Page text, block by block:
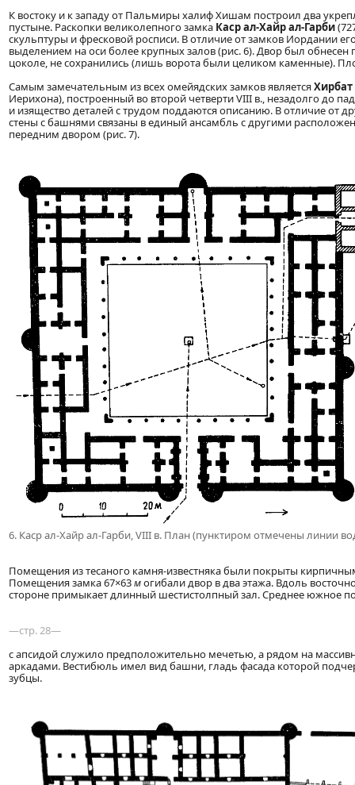
К востоку и к западу от Пальмиры халиф Хишам построил два
пустыне. Раскопки великолепного замка Каср ал-Хайр ал-Гарби
скульптуры и фресковой росписи. В отличие от замков Иордании
выделением на оси более крупных залов (рис. 6). Двор был
цоколе, не сохранились (лишь ворота были целиком каменные).
Самым замечательным из всех омейядских замков является
Иерихона), построенный во второй четверти VIII в., незадолго до
и изящество деталей с трудом поддаются описанию. В отличие от
стены с башнями связаны в единый ансамбль с другими
передним двором (рис. 7).
6. Каср ал-Хайр ал-Гарби, VIII в. План (пунктиром отмечены линии
Помещения из тесаного камня-известняка были покрыты
Помещения замка 67×63могибали двор в два этажа. Вдоль
стороне примыкает длинный шестистолпный зал. Среднее южное
—стр. 28—
с апсидой служило предположительно мечетью, а рядом на
аркадами. Вестибюль имел вид башни, гладь фасада которой
зубцы.